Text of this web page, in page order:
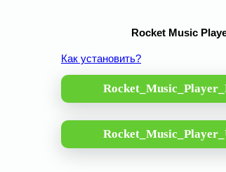
Rocket Music
Как установить?